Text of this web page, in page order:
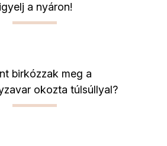
a nyáron!
birkózzak meg a
okozta túlsúllyal?